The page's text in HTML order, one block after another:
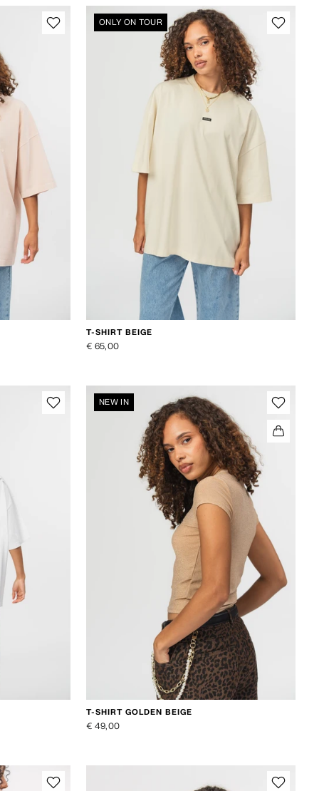
ONLY ON TOUR
T-SHIRT BEIGE
€ 65,00
NEW IN
T-SHIRT GOLDEN BEIGE
€ 49,00